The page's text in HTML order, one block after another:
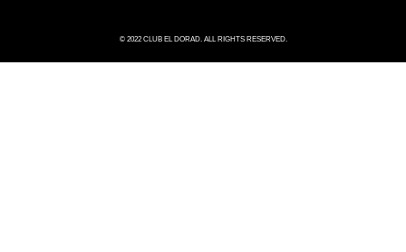
© 2022 CLUB EL DORAD. ALL RIGHTS RESERVED.